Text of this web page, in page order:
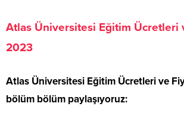
Atlas Üniversitesi Eğitim Ücretleri
2023
Atlas Üniversitesi Eğitim Ücretleri ve
bölüm bölüm paylaşıyoruz: